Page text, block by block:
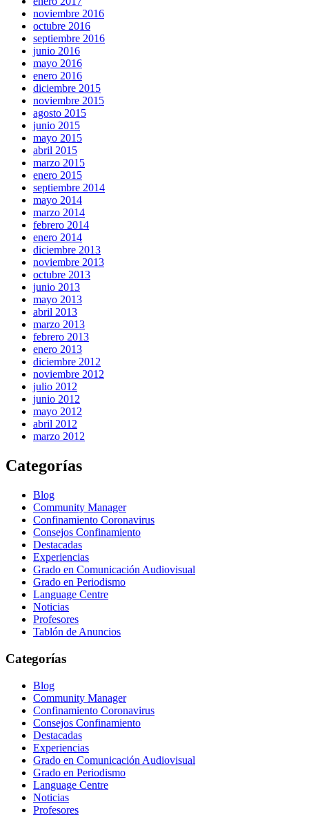
noviembre 2016
octubre 2016
septiembre 2016
junio 2016
mayo 2016
enero 2016
diciembre 2015
noviembre 2015
agosto 2015
junio 2015
mayo 2015
abril 2015
marzo 2015
enero 2015
septiembre 2014
mayo 2014
marzo 2014
febrero 2014
enero 2014
diciembre 2013
noviembre 2013
octubre 2013
junio 2013
mayo 2013
abril 2013
marzo 2013
febrero 2013
enero 2013
diciembre 2012
noviembre 2012
julio 2012
junio 2012
mayo 2012
abril 2012
marzo 2012
Categorías
Blog
Community Manager
Confinamiento Coronavirus
Consejos Confinamiento
Destacadas
Experiencias
Grado en Comunicación Audiovisual
Grado en Periodismo
Language Centre
Noticias
Profesores
Tablón de Anuncios
Categorías
Blog
Community Manager
Confinamiento Coronavirus
Consejos Confinamiento
Destacadas
Experiencias
Grado en Comunicación Audiovisual
Grado en Periodismo
Language Centre
Noticias
Profesores